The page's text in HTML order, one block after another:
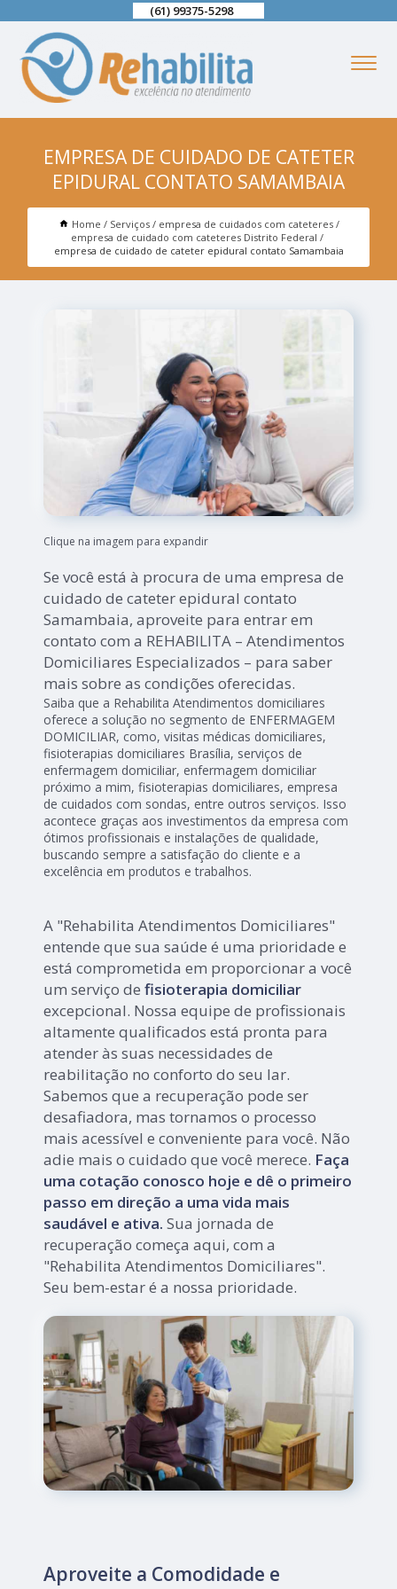
(61) 99375-5298
EMPRESA DE CUIDADO DE CATETER
EPIDURAL CONTATO SAMAMBAIA
Home Serviços
empresa de cuidados com cateteres
empresa de cuidado com cateteres Distrito Federal
empresa de cuidado de cateter epidural contato Samambaia
Clique na imagem para expandir
Se você está à procura de uma empresa de
cuidado de cateter epidural contato
Samambaia, aproveite para entrar em
contato com a REHABILITA – Atendimentos
Domiciliares Especializados – para saber
mais sobre as condições oferecidas.
Saiba que a Rehabilita Atendimentos domiciliares
oferece a solução no segmento de ENFERMAGEM
DOMICILIAR, como, visitas médicas domiciliares,
fisioterapias domiciliares Brasília, serviços de
enfermagem domiciliar, enfermagem domiciliar
próximo a mim, fisioterapias domiciliares, empresa
de cuidados com sondas, entre outros serviços. Isso
acontece graças aos investimentos da empresa com
ótimos profissionais e instalações de qualidade,
buscando sempre a satisfação do cliente e a
excelência em produtos e trabalhos.
A "Rehabilita Atendimentos Domiciliares"
entende que sua saúde é uma prioridade e
está comprometida em proporcionar a você
um serviço defisioterapia domiciliar
excepcional. Nossa equipe de profissionais
altamente qualificados está pronta para
atender às suas necessidades de
reabilitação no conforto do seu lar.
Sabemos que a recuperação pode ser
desafiadora, mas tornamos o processo
mais acessível e conveniente para você. Não
adie mais o cuidado que você merece. Faça
uma cotação conosco hoje e dê o primeiro
passo em direção a uma vida mais
saudável e ativa. Sua jornada de
recuperação começa aqui, com a
"Rehabilita Atendimentos Domiciliares".
Seu bem-estar é a nossa prioridade.
Aproveite a Comodidade e